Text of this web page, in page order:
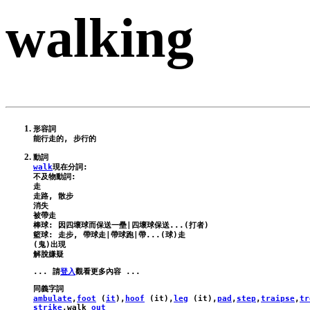
walking
形容詞
walk現在分詞:
不及物動詞:
走
走路, 散步
消失
被帶走
棒球: 因四壞球而保送一壘|四壞球保送...(打者)
籃球: 走步, 帶球走|帶球跑|帶...(球)走
(鬼)出現
... 請登入
ambulate, foot (it), hoof (it),leg (it),pad , step ,traipse,
strike,walk out